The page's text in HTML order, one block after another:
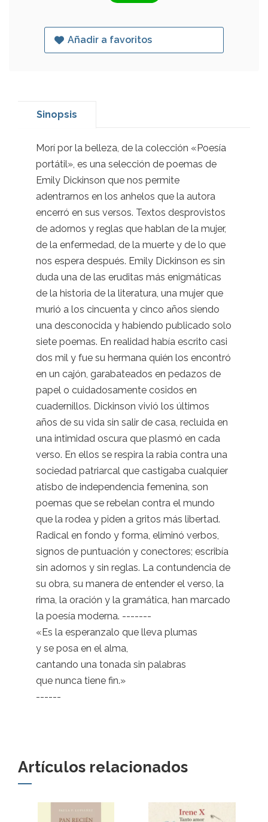
Añadir a favoritos
Sinopsis
Morí por la belleza, de la colección «Poesía
portátil», es una selección de poemas de
Emily Dickinson que nos permite
adentrarnos en los anhelos que la autora
encerró en sus versos. Textos desprovistos
de adornos y reglas que hablan de la mujer,
de la enfermedad, de la muerte y de lo que
nos espera después. Emily Dickinson es sin
duda una de las eruditas más enigmáticas
de la historia de la literatura, una mujer que
murió a los cincuenta y cinco años siendo
una desconocida y habiendo publicado solo
siete poemas. En realidad había escrito casi
dos mil y fue su hermana quién los encontró
en un cajón, garabateados en pedazos de
papel o cuidadosamente cosidos en
cuadernillos. Dickinson vivió los últimos
años de su vida sin salir de casa, recluida en
una intimidad oscura que plasmó en cada
verso. En ellos se respira la rabia contra una
sociedad patriarcal que castigaba cualquier
atisbo de independencia femenina, son
poemas que se rebelan contra el mundo
que la rodea y piden a gritos más libertad.
Radical en fondo y forma, eliminó verbos,
signos de puntuación y conectores; escribía
sin adornos y sin reglas. La contundencia de
su obra, su manera de entender el verso, la
rima, la oración y la gramática, han marcado
la poesía moderna. -------
«Es la esperanzalo que lleva plumas
y se posa en el alma,
cantando una tonada sin palabras
que nunca tiene fin.»
------
Artículos relacionados